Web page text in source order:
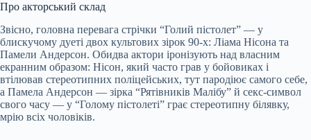
Про акторський склад
Звісно, головна перевага стрічки “Голий пістолет” — у
блискучому дуеті двох культових зірок 90-х: Ліама Нісона та
Памели Андерсон. Обидва актори іронізують над власним
екранним образом: Нісон, який часто грав у бойовиках і
втілював стереотипних поліцейських, тут пародіює самого себе,
а Памела Андерсон — зірка “Рятівників Малібу” й секс-символ
свого часу — у “Голому пістолеті” грає стереотипну білявку,
мрію всіх чоловіків.